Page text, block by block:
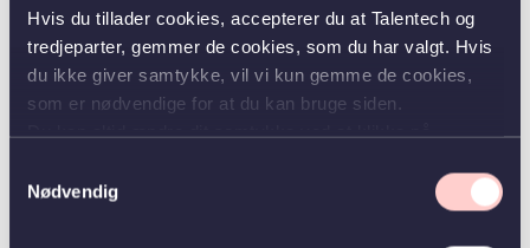
Hvis du tillader cookies, accepterer du at Talentech og
tredjeparter, gemmer de cookies, som du har valgt. Hvis
du ikke giver samtykke, vil vi kun gemme de cookies,
som er nødvendige for at du kan bruge siden.
Nødvendig